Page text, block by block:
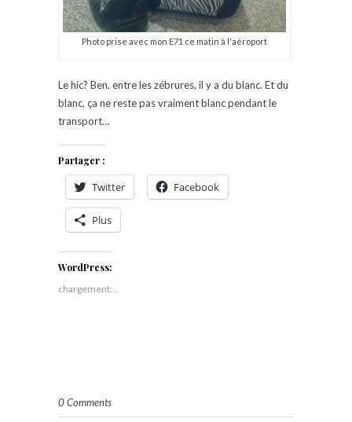
Photo prise avec mon E71 ce matin à l'aéroport
Le hic? Ben, entre les zébrures, il y a du blanc. Et du
blanc, ça ne reste pas vraiment blanc pendant le
transport…
Partager :
Twitter Facebook
Plus
WordPress:
chargement…
0 Comments